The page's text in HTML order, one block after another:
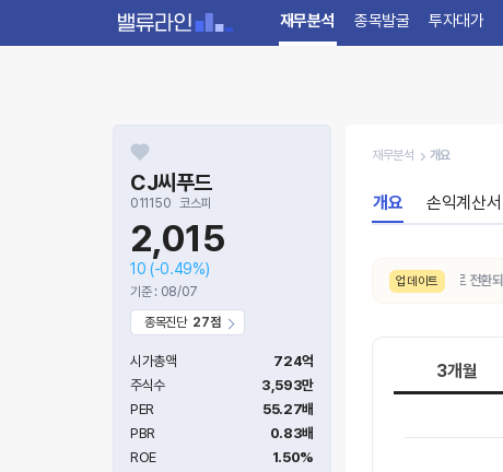
재무분석 종목발굴 투자대가
CJ씨푸드
011150 코스피
2,015
10 (-0.49%)
기준 : 08/07
종목진단 27점
시가총액
724억
주식수
3,593만
PER
55.27배
PBR
0.83배
ROE
1.50%
재무분석 개요
개요 손익계산서
업데이트
상승으로 전환되었
3개월